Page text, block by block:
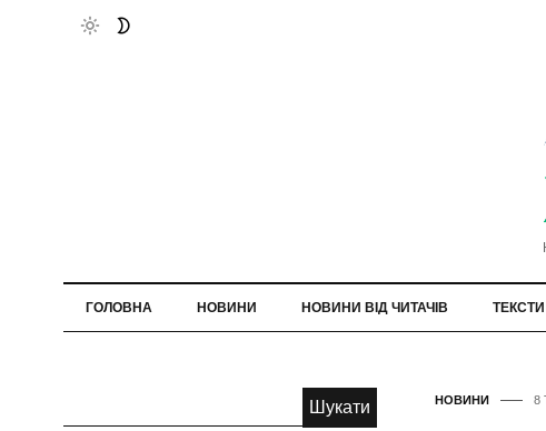
ГОЛОВНА НОВИНИ НОВИНИ ВІД ЧИТАЧІВ ТЕКСТИ
НОВИНИ 8